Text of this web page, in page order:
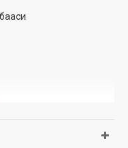
03-07/3148-сонли